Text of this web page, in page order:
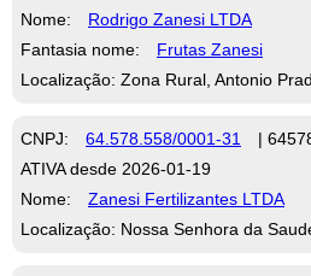
Nome:
Rodrigo Zanesi LTDA
Fantasia nome:
Frutas Zanesi
Localização: Zona Rural, Antonio
CNPJ: 64.578.558/0001-31
|
ATIVA desde 2026-01-19
Nome:
Zanesi Fertilizantes LTDA
Localização: Nossa Senhora da